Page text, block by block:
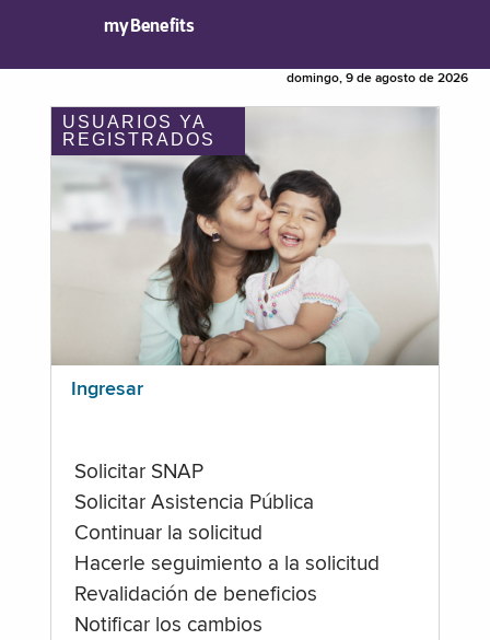
myBenefits
domingo, 9 de agosto de 2026
USUARIOS YA
REGISTRADOS
Ingresar
Solicitar SNAP
Solicitar Asistencia Pública
Continuar la solicitud
Hacerle seguimiento a la solicitud
Revalidación de beneficios
Notificar los cambios